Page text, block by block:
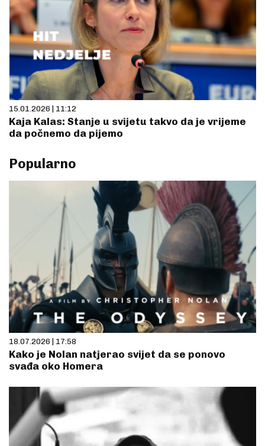
15.01.2026 | 11:12
Kaja Kalas: Stanje u svijetu takvo da je vrijeme
da počnemo da pijemo
Popularno
18.07.2026 | 17:58
Kako je Nolan natjerao svijet da se ponovo
svađa oko Homera